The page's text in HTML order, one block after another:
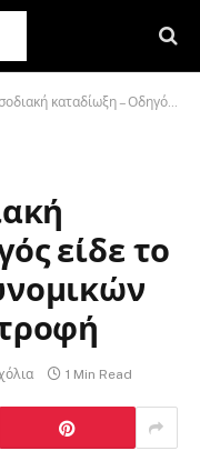
Οδηγός είδε το μπλόκο των αστυνομικών και έκανε… αναστροφή
είδε το
1 Min Read